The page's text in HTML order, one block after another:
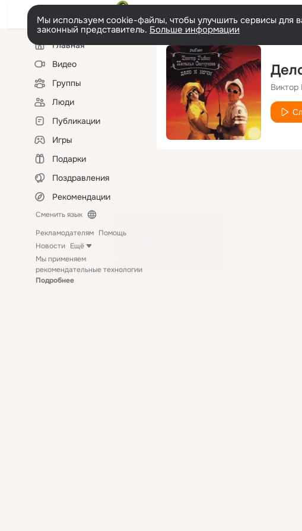
Мы используем cookie-файлы, чтобы улучшить сервисы для
законный представитель. Больше информации
Левая
колонкаГлавная
Видео
Группы
Люди
Публикации
Игры
Подарки
Поздравления
Рекомендации
Сменить язык
Рекламодателям Помощь
Новости Ещё
Мы применяем
рекомендательные технологии
Подробнее
Виктор